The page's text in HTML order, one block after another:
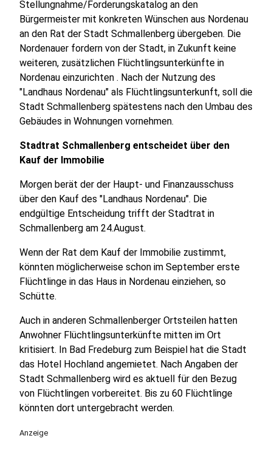
Stellungnahme/Forderungskatalog an den
Bürgermeister mit konkreten Wünschen aus Nordenau
an den Rat der Stadt Schmallenberg übergeben. Die
Nordenauer fordern von der Stadt, in Zukunft keine
weiteren, zusätzlichen Flüchtlingsunterkünfte in
Nordenau einzurichten . Nach der Nutzung des
"Landhaus Nordenau" als Flüchtlingsunterkunft, soll die
Stadt Schmallenberg spätestens nach den Umbau des
Gebäudes in Wohnungen vornehmen.
Stadtrat Schmallenberg entscheidet über den
Kauf der Immobilie
Morgen berät der der Haupt- und Finanzausschuss
über den Kauf des "Landhaus Nordenau". Die
endgültige Entscheidung trifft der Stadtrat in
Schmallenberg am 24.August.
Wenn der Rat dem Kauf der Immobilie zustimmt,
könnten möglicherweise schon im September erste
Flüchtlinge in das Haus in Nordenau einziehen, so
Schütte.
Auch in anderen Schmallenberger Ortsteilen hatten
Anwohner Flüchtlingsunterkünfte mitten im Ort
kritisiert. In Bad Fredeburg zum Beispiel hat die Stadt
das Hotel Hochland angemietet. Nach Angaben der
Stadt Schmallenberg wird es aktuell für den Bezug
von Flüchtlingen vorbereitet. Bis zu 60 Flüchtlinge
könnten dort untergebracht werden.
Anzeige